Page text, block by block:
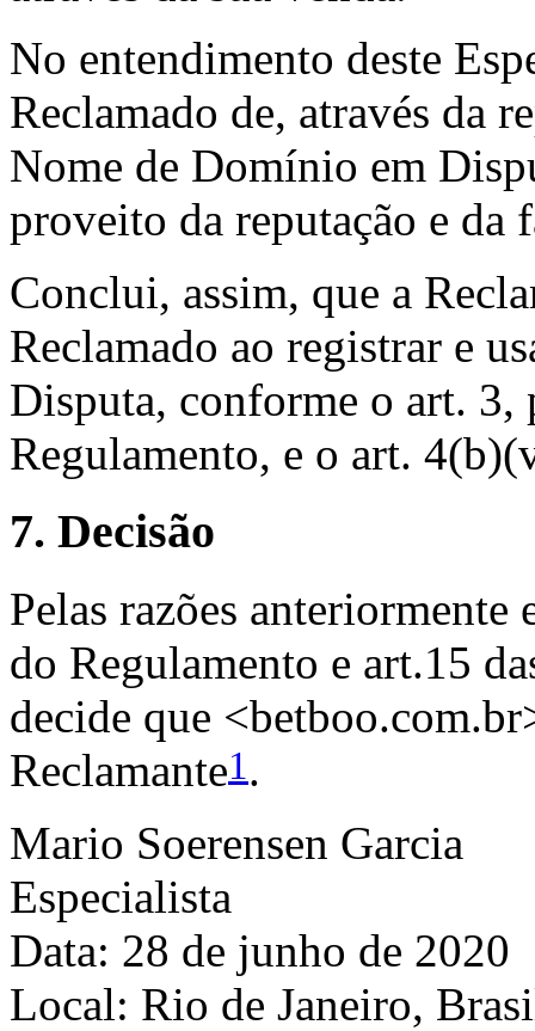
No entendimento deste
Reclamado de, através da
Nome de Domínio em
proveito da reputação e da
Conclui, assim, que a
Reclamado ao registrar e
Disputa, conforme o art. 3,
Regulamento, e o art.
7. Decisão
Pelas razões
do Regulamento e art.15
decide que
Reclamante1.
Mario Soerensen Garcia
Especialista
Data: 28 de junho de 2020
Local: Rio de Janeiro,